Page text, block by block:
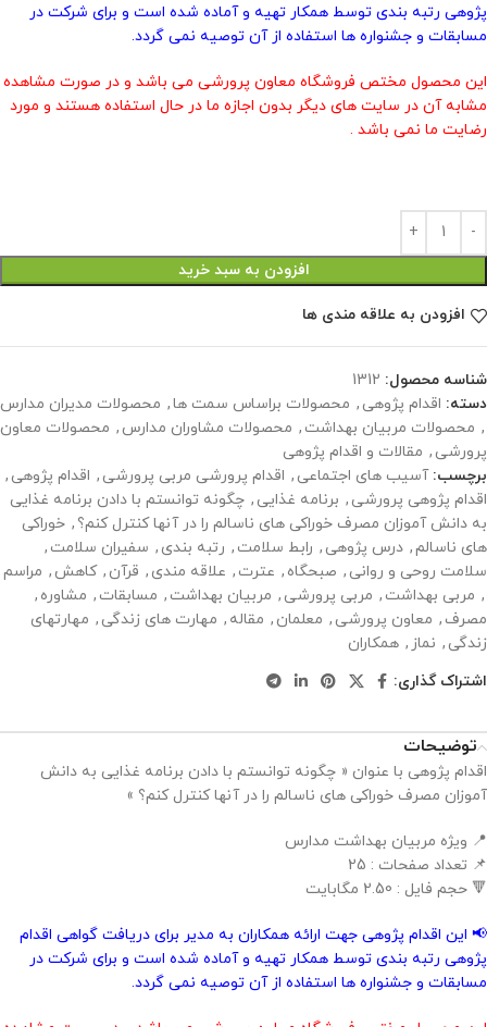
پژوهی رتبه بندی توسط همکار تهیه و آماده شده است و برای شرکت در
مسابقات و جشنواره ها استفاده از آن توصیه نمی گردد.
این محصول مختص فروشگاه معاون پرورشی می باشد و در صورت مشاهده
مشابه آن در سایت های دیگر بدون اجازه ما در حال استفاده هستند و مورد
رضایت ما نمی باشد .
افزودن به سبد خرید
افزودن به علاقه مندی ها
شناسه محصول: 1312
دسته: اقدام پژوهی , محصولات براساس سمت ها, محصولات مدیران مدارس
, محصولات مربیان بهداشت , محصولات مشاوران مدارس , محصولات معاون
پرورشی , مقالات و اقدام پژوهی
برچسب: آسیب های اجتماعی , اقدام پرورشی مربی پرورشی , اقدام پژوهی ,
اقدام پژوهی پرورشی , برنامه غذایی , چگونه توانستم با دادن برنامه غذایی
به دانش آموزان مصرف خوراکی های ناسالم را در آنها کنترل کنم؟ , خوراکی
های ناسالم, درس پژوهی , رابط سلامت , رتبه بندی , سفیران سلامت ,
سلامت روحی و روانی , صبحگاه , عترت , علاقه مندی , قرآن , کاهش , مراسم
, مربی بهداشت , مربی پرورشی , مربیان بهداشت , مسابقات , مشاوره ,
مصرف , معاون پرورشی , معلمان , مقاله , مهارت های زندگی , مهارتهای
زندگی , نماز , همکاران
اشتراک گذاری:
توضیحات
اقدام پژوهی با عنوان « چگونه توانستم با دادن برنامه غذایی به دانش
آموزان مصرف خوراکی های ناسالم را در آنها کنترل کنم؟ »
📍 ویژه مربیان بهداشت مدارس
📌 تعداد صفحات : 25
🔻 حجم فایل : 2.50 مگابایت
📢 این اقدام پژوهی جهت ارائه همکاران به مدیر برای دریافت گواهی اقدام
پژوهی رتبه بندی توسط همکار تهیه و آماده شده است و برای شرکت در
مسابقات و جشنواره ها استفاده از آن توصیه نمی گردد.